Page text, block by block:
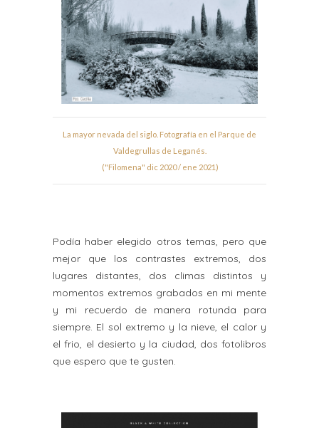
La mayor nevada del siglo. Fotografía en el Parque de
Valdegrullas de Leganés.
("Filomena" dic 2020 / ene 2021)
Podía haber elegido otros temas, pero que
mejor que los contrastes extremos, dos
lugares distantes, dos climas distintos y
momentos extremos grabados en mi mente
y mi recuerdo de manera rotunda para
siempre. El sol extremo y la nieve, el calor y
el frio, el desierto y la ciudad, dos fotolibros
que espero que te gusten.